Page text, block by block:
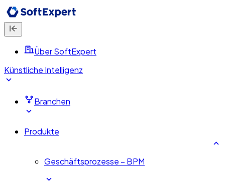
Über SoftExpert
Künstliche Intelligenz
Branchen
Produkte
Geschäftsprozesse – BPM